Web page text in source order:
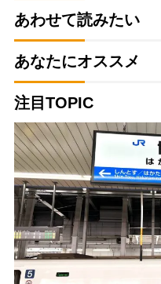
あわせて読みたい
あなたにオススメ
注目TOPIC